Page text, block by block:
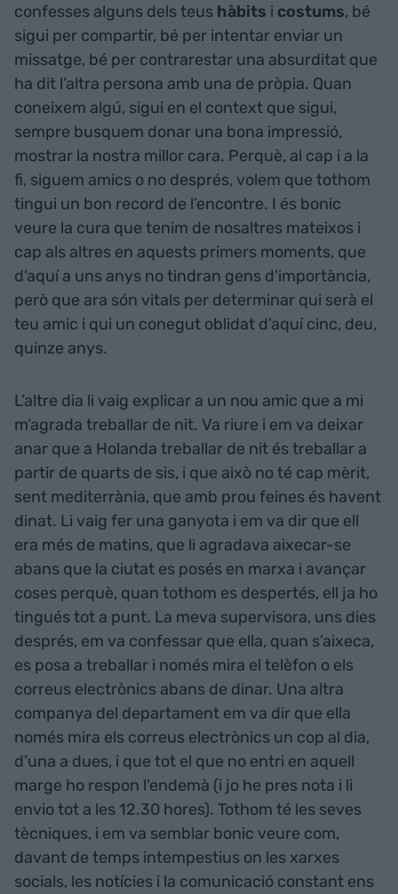
confesses alguns dels teus hàbits i costums, bé
sigui per compartir, bé per intentar enviar un
missatge, bé per contrarestar una absurditat que
ha dit l’altra persona amb una de pròpia. Quan
coneixem algú, sigui en el context que sigui,
sempre busquem donar una bona impressió,
mostrar la nostra millor cara. Perquè, al cap i a la
fi, siguem amics o no després, volem que tothom
tingui un bon record de l’encontre. I és bonic
veure la cura que tenim de nosaltres mateixos i
cap als altres en aquests primers moments, que
d'aquí a uns anys no tindran gens d'importància,
però que ara són vitals per determinar qui serà el
teu amic i qui un conegut oblidat d’aquí cinc, deu,
quinze anys.
L’altre dia li vaig explicar a un nou amic que a mi
m’agrada treballar de nit. Va riure i em va deixar
anar que a Holanda treballar de nit és treballar a
partir de quarts de sis, i que això no té cap mèrit,
sent mediterrània, que amb prou feines és havent
dinat. Li vaig fer una ganyota i em va dir que ell
era més de matins, que li agradava aixecar-se
abans que la ciutat es posés en marxa i avançar
coses perquè, quan tothom es despertés, ell ja ho
tingués tot a punt. La meva supervisora, uns dies
després, em va confessar que ella, quan s’aixeca,
es posa a treballar i només mira el telèfon o els
correus electrònics abans de dinar. Una altra
companya del departament em va dir que ella
només mira els correus electrònics un cop al dia,
d’una a dues, i que tot el que no entri en aquell
marge ho respon l'endemà (i jo he pres nota i li
envio tot a les 12.30 hores). Tothom té les seves
tècniques, i em va semblar bonic veure com,
davant de temps intempestius on les xarxes
socials, les notícies i la comunicació constant ens